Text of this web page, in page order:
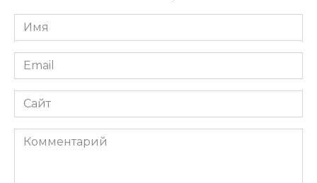
Имя
*
Email
*
Сайт
Комментарий